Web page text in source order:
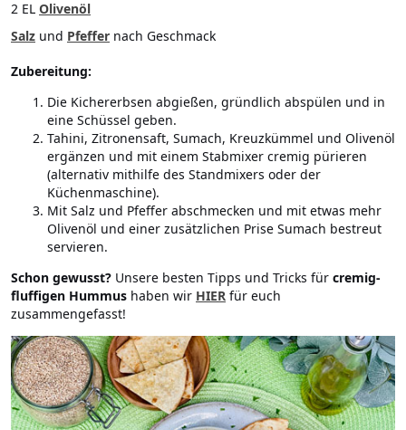
2 EL Olivenöl
Salz und Pfeffer nach Geschmack
Zubereitung:
Die Kichererbsen abgießen, gründlich abspülen und in
eine Schüssel geben.
Tahini, Zitronensaft, Sumach, Kreuzkümmel und Olivenöl
ergänzen und mit einem Stabmixer cremig pürieren
(alternativ mithilfe des Standmixers oder der
Küchenmaschine).
Mit Salz und Pfeffer abschmecken und mit etwas mehr
Olivenöl und einer zusätzlichen Prise Sumach bestreut
servieren.
Schon gewusst? Unsere besten Tipps und Tricks für cremig-
fluffigen Hummus haben wir HIER für euch
zusammengefasst!